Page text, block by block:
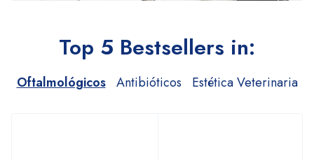
Top 5 Bestsellers in:
Oftalmológicos Antibióticos Estética Veterinaria